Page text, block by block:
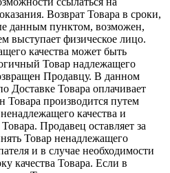
Возврат Товара в сроки,
данным пунктом, возможен,
выступает физическое лицо.
качества может быть
Товар надлежащего
Продавцу. В данном
Доставке Товара оплачивает
Товара производится путем
качества и
Продавец оставляет за
Товар ненадлежащего
и в случае необходимости
качества Товара. Если в